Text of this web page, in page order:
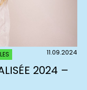
11.09.2024
2024 –